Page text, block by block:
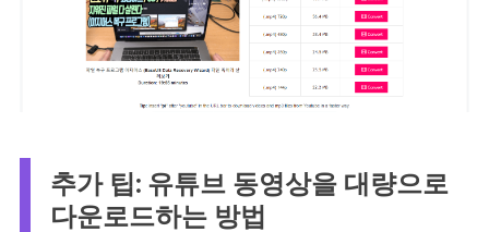
추가 팁: 유튜브 동영상을 대량으로
다운로드하는 방법